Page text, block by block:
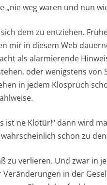
„nie weg waren und nun
dem zu entziehen.
mir in diesem Web
als alarmierende
oder wenigstens
in jedem Klospruch
ist ne Klotür!“ dann wird
schon zu
zu verlieren. Und zwar in
in der